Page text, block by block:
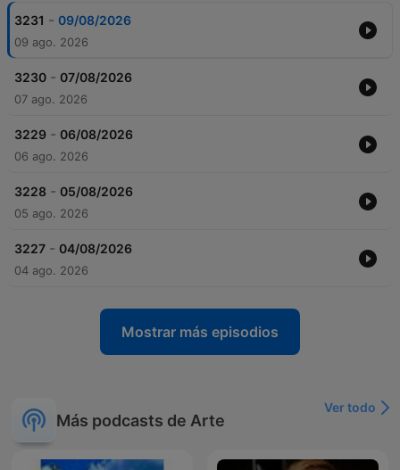
3231 - 09/08/2026
09 ago. 2026
3230 - 07/08/2026
07 ago. 2026
3229 - 06/08/2026
06 ago. 2026
3228 - 05/08/2026
05 ago. 2026
3227 - 04/08/2026
04 ago. 2026
Mostrar más episodios
Más podcasts de Arte
Ver todo